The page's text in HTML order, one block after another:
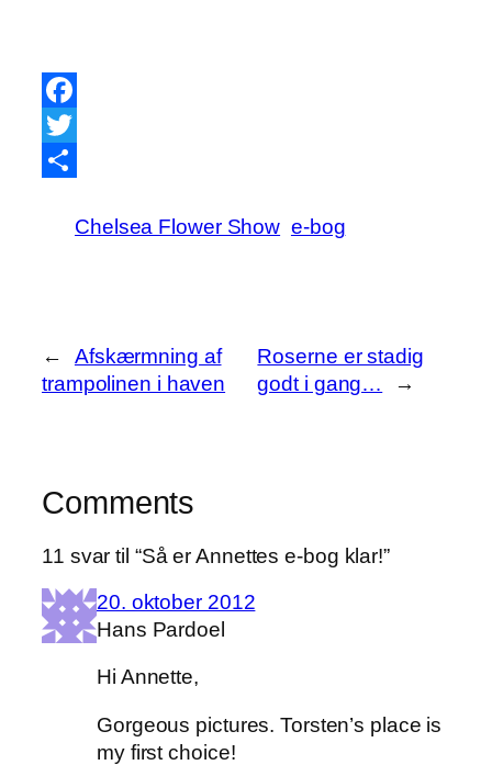
Facebook
Twitter
Chelsea Flower Show e-bog
←
Afskærmning af
trampolinen i haven
Roserne er stadig
godt i gang…
→
Comments
11 svar til “Så er Annettes e-bog klar!”
20. oktober 2012
Hans Pardoel
Hi Annette,
Gorgeous pictures. Torsten’s place is
my first choice!